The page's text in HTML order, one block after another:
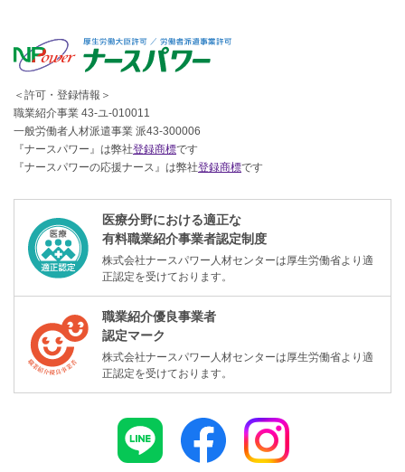
＜許可・登録情報＞
職業紹介事業 43-ユ-010011
一般労働者人材派遣事業 派43-300006
『ナースパワー』は弊社登録商標です
『ナースパワーの応援ナース』は弊社登録商標です
医療分野における適正な
有料職業紹介事業者認定制度
株式会社ナースパワー人材センターは厚生労働省より適
正認定を受けております。
職業紹介優良事業者
認定マーク
株式会社ナースパワー人材センターは厚生労働省より適
正認定を受けております。